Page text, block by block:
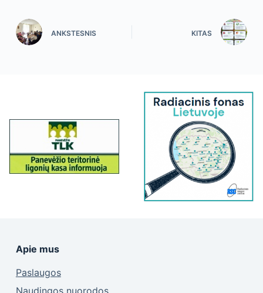
ANKSTESNIS KITAS
Apie mus
Paslaugos
Naudingos nuorodos